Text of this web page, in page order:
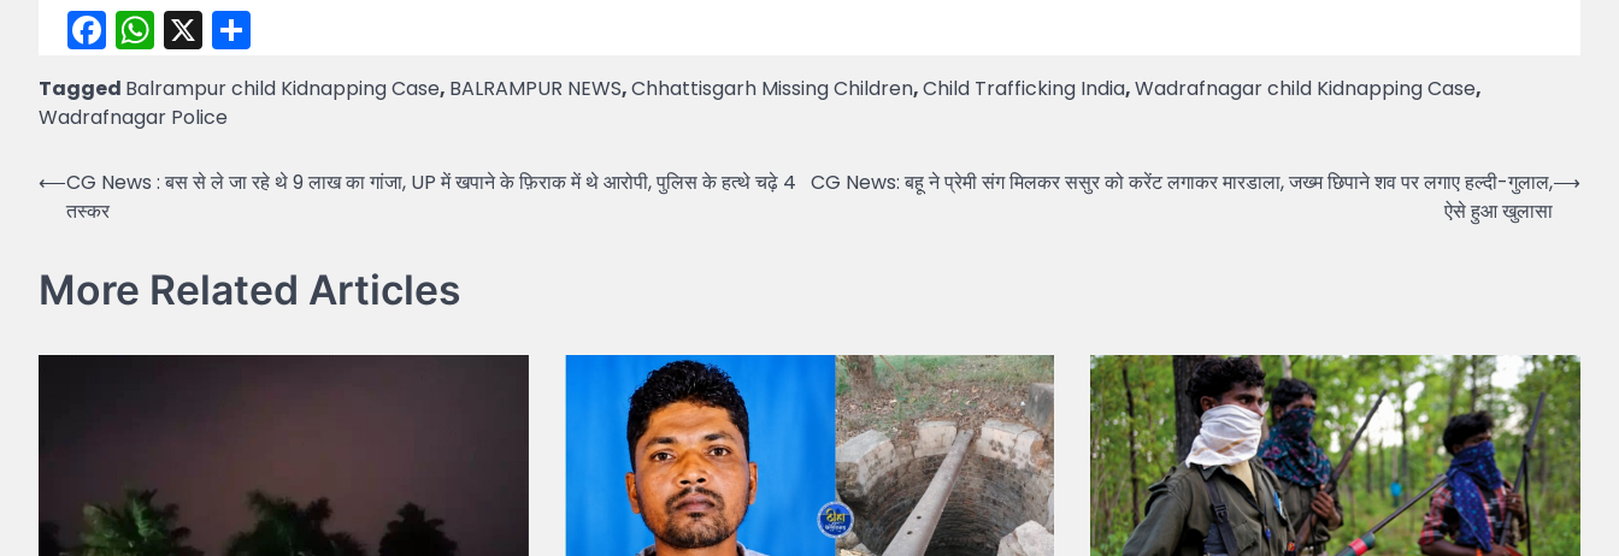
Facebook
WhatsApp
X
Tagged Balrampur child Kidnapping Case, BALRAMPUR NEWS,Chhattisgarh Missing Children,Child Trafficking India,Wadrafnagar child Kidnapping Case,
Wadrafnagar Police
Post
navigation
⟵CG News : बस से ले जा रहे थे 9 लाख का गांजा, UP में खपाने के फ़िराक में थे आरोपी, पुलिस के हत्थे चढ़े 4
तस्कर
CG News: बहू ने प्रेमी संग मिलकर ससुर को करेंट लगाकर मारडाला, जख्म छिपाने शव पर लगाए हल्दी-गुलाल,
ऐसे हुआ खुलासा
⟶
More Related Articles